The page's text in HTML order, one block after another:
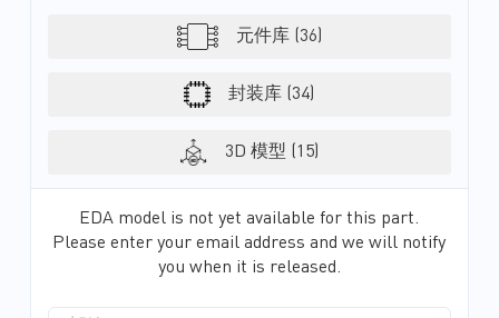
元件库 (36)
封装库 (34)
3D 模型 (15)
EDA model is not yet available for this part.
Please enter your email address and we will notify
you when it is released.